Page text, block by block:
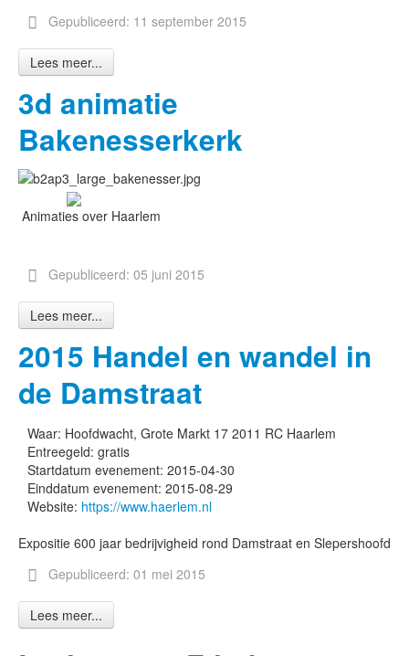
Gepubliceerd: 11 september 2015
Lees meer...
3d animatie
Bakenesserkerk
Animaties over Haarlem
Gepubliceerd: 05 juni 2015
Lees meer...
2015 Handel en wandel in
de Damstraat
Waar: Hoofdwacht, Grote Markt 17 2011 RC Haarlem
Entreegeld: gratis
Startdatum evenement: 2015-04-30
Einddatum evenement: 2015-08-29
Website: https://www.haerlem.nl
Expositie 600 jaar bedrijvigheid rond Damstraat en Slepershoofd
Gepubliceerd: 01 mei 2015
Lees meer...